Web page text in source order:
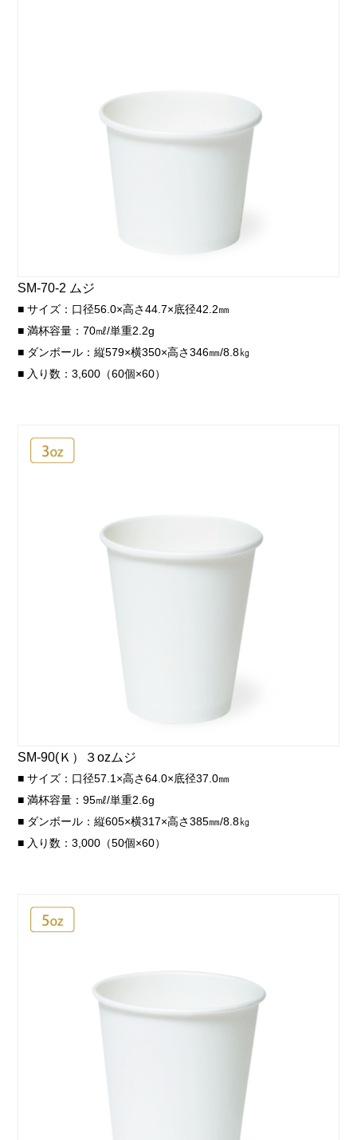
SM-70-2 ムジ
■ サイズ：口径56.0×高さ44.7×底径42.2㎜
■ 満杯容量：70㎖/単重2.2g
■ ダンボール：縦579×横350×高さ346㎜/8.8㎏
■ 入り数：3,600（60個×60）
SM-90(Ｋ）３ozムジ
■ サイズ：口径57.1×高さ64.0×底径37.0㎜
■ 満杯容量：95㎖/単重2.6g
■ ダンボール：縦605×横317×高さ385㎜/8.8㎏
■ 入り数：3,000（50個×60）